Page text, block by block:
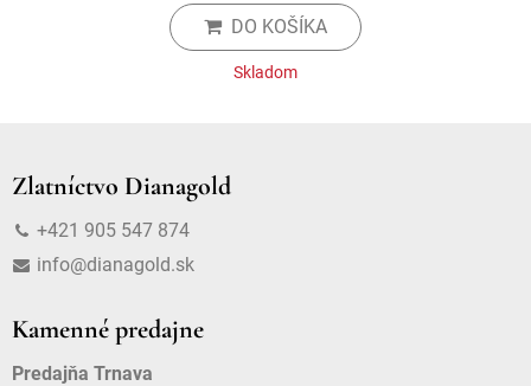
DO KOŠÍKA
Skladom
Zlatníctvo Dianagold
+421 905 547 874
info@dianagold.sk
Kamenné predajne
Predajňa Trnava